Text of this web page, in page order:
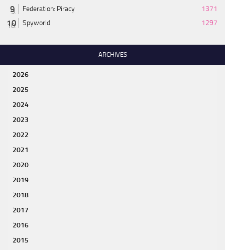
Federation: Piracy
1371
Spyworld
1297
ARCHIVES
2026
2025
2024
2023
2022
2021
2020
2019
2018
2017
2016
2015